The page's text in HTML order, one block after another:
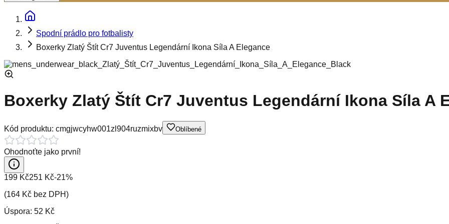
Spodní prádlo pro fotbalisty
Boxerky Zlatý Štít Cr7 Juventus Legendární Ikona Síla A Elegance
Boxerky Zlatý Štít Cr7 Juventus Legendární Ikona Síla A
Kód produktu: cmgjwcyhw001zl904ruzmixbv Oblíbené
Ohodnoťte jako první!
199 Kč251 Kč-21%
(164 Kč bez DPH)
Úspora: 52 Kč